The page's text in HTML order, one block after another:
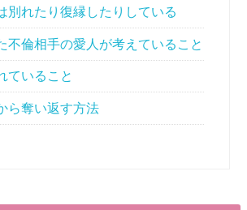
別れたり復縁したりしている
不倫相手の愛人が考えていること
ていること
ら奪い返す方法